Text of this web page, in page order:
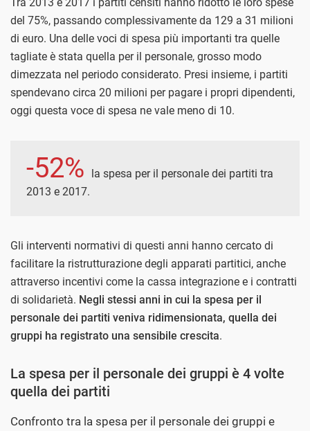
del 75%, passando complessivamente da 129 a 31 milioni
di euro. Una delle voci di spesa più importanti tra quelle
tagliate è stata quella per il personale, grosso modo
dimezzata nel periodo considerato. Presi insieme, i partiti
spendevano circa 20 milioni per pagare i propri dipendenti,
oggi questa voce di spesa ne vale meno di 10.
-52%
la spesa per il personale dei partiti tra
2013 e 2017.
Gli interventi normativi di questi anni hanno cercato di
facilitare la ristrutturazione degli apparati partitici, anche
attraverso incentivi come la cassa integrazione e i contratti
di solidarietà. Negli stessi anni in cui la spesa per il
personale dei partiti veniva ridimensionata, quella dei
gruppi ha registrato una sensibile crescita.
La spesa per il personale dei gruppi è 4 volte
quella dei partiti
Confronto tra la spesa per il personale dei gruppi e